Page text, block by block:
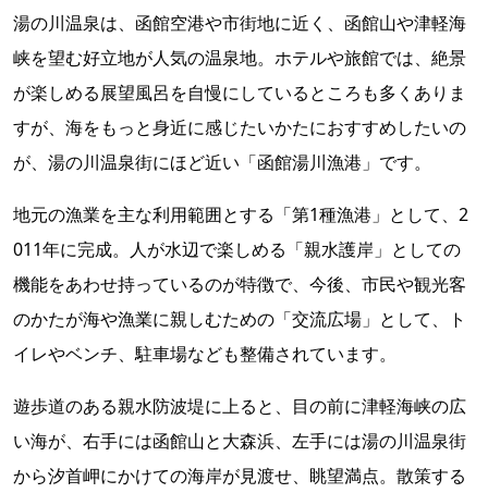
湯の川温泉は、函館空港や市街地に近く、函館山や津軽海
峡を望む好立地が人気の温泉地。ホテルや旅館では、絶景
が楽しめる展望風呂を自慢にしているところも多くありま
すが、海をもっと身近に感じたいかたにおすすめしたいの
が、湯の川温泉街にほど近い「函館湯川漁港」です。
地元の漁業を主な利用範囲とする「第1種漁港」として、2
011年に完成。人が水辺で楽しめる「親水護岸」としての
機能をあわせ持っているのが特徴で、今後、市民や観光客
のかたが海や漁業に親しむための「交流広場」として、ト
イレやベンチ、駐車場なども整備されています。
遊歩道のある親水防波堤に上ると、目の前に津軽海峡の広
い海が、右手には函館山と大森浜、左手には湯の川温泉街
から汐首岬にかけての海岸が見渡せ、眺望満点。散策する